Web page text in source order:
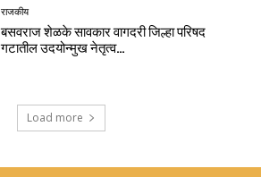
राजकीय
बसवराज शेळके सावकार वागदरी जिल्हा परिषद
गटातील उदयोन्मुख नेतृत्व…
Load more